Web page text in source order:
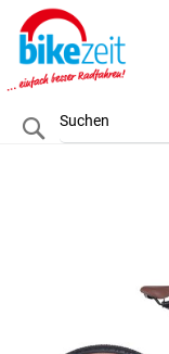
Search